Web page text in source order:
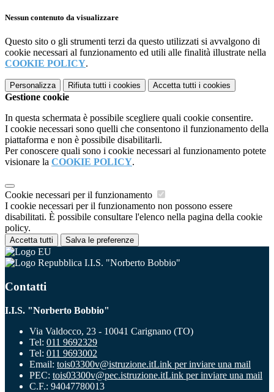
Nessun contenuto da visualizzare
Questo sito o gli strumenti terzi da questo utilizzati si avvalgono di
cookie necessari al funzionamento ed utili alle finalità illustrate nella
COOKIE POLICY.
Personalizza Rifiuta tutti i cookies Accetta tutti i cookies
Gestione cookie
In questa schermata è possibile scegliere quali cookie consentire.
I cookie necessari sono quelli che consentono il funzionamento della
piattaforma e non è possibile disabilitarli.
Per conoscere quali sono i cookie necessari al funzionamento potete
visionare la COOKIE POLICY.
Cookie necessari per il funzionamento
I cookie necessari per il funzionamento non possono essere
disabilitati. È possibile consultare l'elenco nella pagina della cookie
policy.
Accetta tutti Salva le preferenze
I.I.S. "Norberto Bobbio"
Contatti
I.I.S. "Norberto Bobbio"
Via Valdocco, 23 - 10041 Carignano (TO)
Tel: 011 9692329
Tel: 011 9693002
Email: tois03300v@istruzione.itLink per inviare una mail
PEC: tois03300v@pec.istruzione.itLink per inviare una mail
C.F.: 94047780013